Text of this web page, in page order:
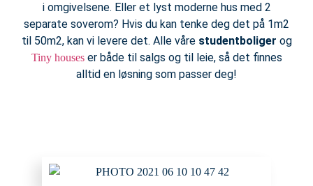
i omgivelsene. Eller et lyst moderne hus med 2
separate soverom? Hvis du kan tenke deg det på 1m2
til 50m2, kan vi levere det. Alle våre studentboliger og
Tiny houseser både til salgs og til leie, så det finnes
alltid en løsning som passer deg!